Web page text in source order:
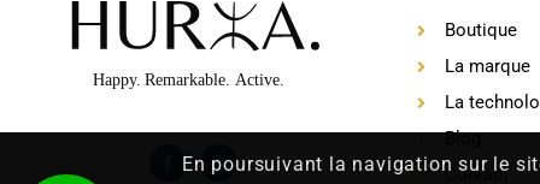
Boutique
La marque
La
Blog
Contact
En poursuivant la navigation sur le